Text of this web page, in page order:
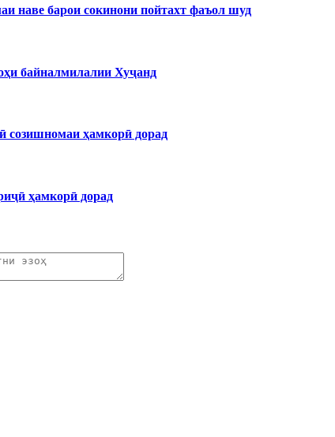
наве барои сокинони пойтахт фаъол шуд
байналмилалии Хуҷанд
созишномаи ҳамкорӣ дорад
ҳамкорӣ дорад